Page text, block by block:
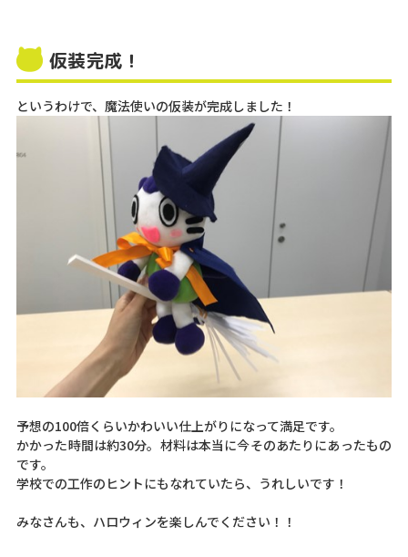
仮装完成！
というわけで、魔法使いの仮装が完成しました！
予想の100倍くらいかわいい仕上がりになって満足です。
かかった時間は約30分。材料は本当に今そのあたりにあったもの
です。
学校での工作のヒントにもなれていたら、うれしいです！
みなさんも、ハロウィンを楽しんでください！！